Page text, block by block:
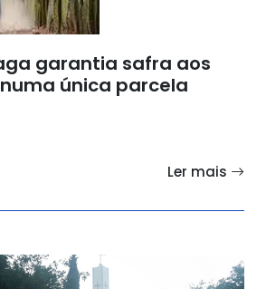
garantia safra aos
única parcela
Ler mais